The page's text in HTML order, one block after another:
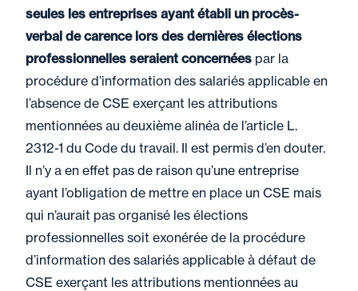
seules les entreprises ayant établi un procès-
verbal de carence lors des dernières élections
professionnelles seraient concernées par la
procédure d’information des salariés applicable en
l’absence de CSE exerçant les attributions
mentionnées au deuxième alinéa de l’article L.
2312-1 du Code du travail. Il est permis d’en douter.
Il n’y a en effet pas de raison qu’une entreprise
ayant l’obligation de mettre en place un CSE mais
qui n’aurait pas organisé les élections
professionnelles soit exonérée de la procédure
d’information des salariés applicable à défaut de
CSE exerçant les attributions mentionnées au